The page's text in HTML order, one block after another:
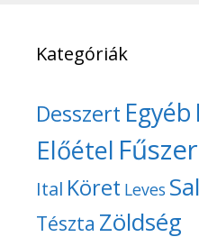
Kategóriák
Desszert Egyéb
Előétel
Ital Köret Leves
Tészta Zöldség